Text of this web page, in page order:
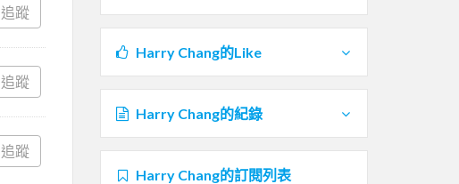
追蹤
追蹤
追蹤
Harry Chang的Like
Harry Chang的紀錄
Harry Chang的訂閱列表